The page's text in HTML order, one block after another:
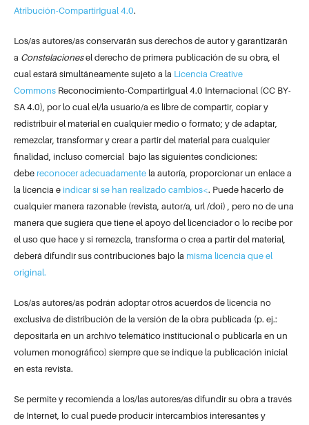
Atribución-CompartirIgual 4.0.
Los/as autores/as conservarán sus derechos de autor y garantizarán
a Constelacionesel derecho de primera publicación de su obra, el
cual estará simultáneamente sujeto a la Licencia Creative
Commons Reconocimiento-CompartirIgual 4.0 Internacional (CC BY-
SA 4.0), por lo cual el/la usuario/a es libre de compartir, copiar y
redistribuir el material en cualquier medio o formato; y de adaptar,
remezclar, transformar y crear a partir del material para cualquier
finalidad, incluso comercial bajo las siguientes condiciones:
debe reconocer adecuadamentela autoría, proporcionar un enlace a
la licencia e indicar si se han realizado cambios<. Puede hacerlo de
cualquier manera razonable (revista, autor/a, url /doi) , pero no de una
manera que sugiera que tiene el apoyo del licenciador o lo recibe por
el uso que hace y si remezcla, transforma o crea a partir del material,
deberá difundir sus contribuciones bajo la misma licencia que el
original.
Los/as autores/as podrán adoptar otros acuerdos de licencia no
exclusiva de distribución de la versión de la obra publicada (p. ej.:
depositarla en un archivo telemático institucional o publicarla en un
volumen monográfico) siempre que se indique la publicación inicial
en esta revista.
Se permite y recomienda a los/las autores/as difundir su obra a través
de Internet, lo cual puede producir intercambios interesantes y